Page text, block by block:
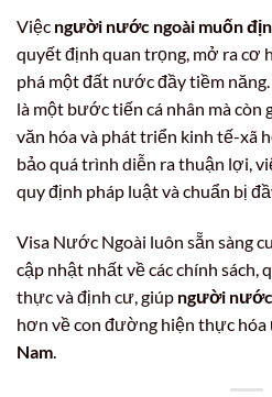
Việc người nước ngoài muốn
quyết định quan trọng, mở ra cơ
phá một đất nước đầy tiềm
là một bước tiến cá nhân mà còn
văn hóa và phát triển kinh tế-xã
bảo quá trình diễn ra thuận lợi,
quy định pháp luật và chuẩn bị
Visa Nước Ngoài luôn sẵn sàng
cập nhật nhất về các chính sách,
thực và định cư, giúp người
hơn về con đường hiện thực
Nam.